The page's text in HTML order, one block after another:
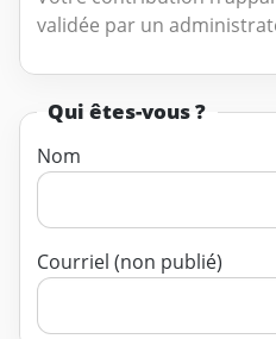
validée par un
Qui êtes-vous ?
Nom
Courriel (non publié)